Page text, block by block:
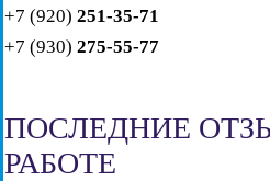
+7 (920)251-35-71
+7 (930)275-55-77
ПОСЛЕДНИЕ
РАБОТЕ